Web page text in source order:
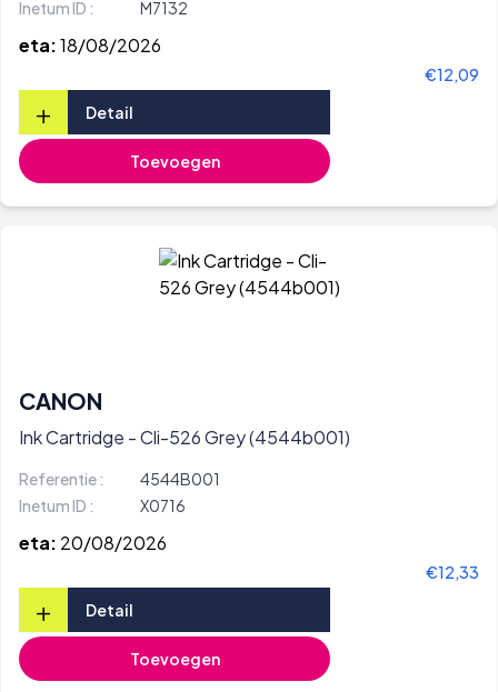
Inetum ID : M7132
eta:18/08/2026
€12,09
+ Detail
Toevoegen
CANON
Ink Cartridge - Cli-526 Grey (4544b001)
Referentie :
4544B001
Inetum ID :
X0716
eta: 20/08/2026
€12,33
+ Detail
Toevoegen